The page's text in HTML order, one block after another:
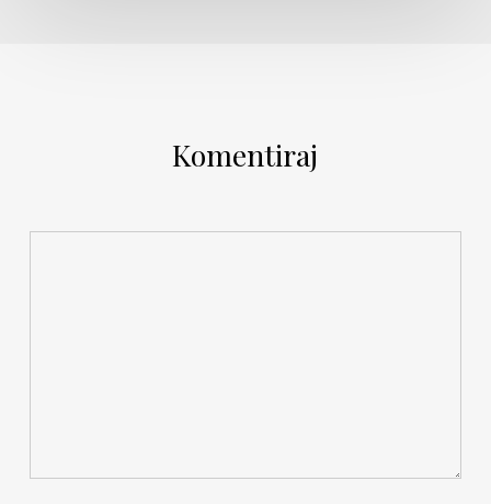
Komentiraj